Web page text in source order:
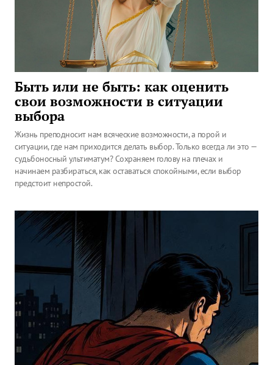
Быть или не быть: как оценить
свои возможности в ситуации
выбора
Жизнь преподносит нам всяческие возможности, а порой и
ситуации, где нам приходится делать выбор. Только всегда ли это —
судьбоносный ультиматум? Сохраняем голову на плечах и
начинаем разбираться, как оставаться спокойными, если выбор
предстоит непростой.